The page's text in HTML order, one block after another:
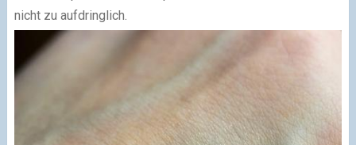
nicht zu aufdringlich.